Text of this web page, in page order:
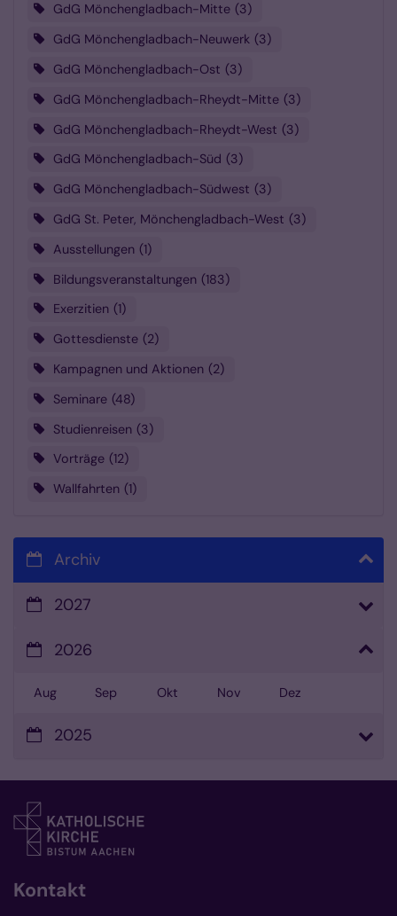
GdG Mönchengladbach-Mitte
3
GdG Mönchengladbach-Neuwerk 3
GdG Mönchengladbach-Ost 3
GdG Mönchengladbach-Rheydt-Mitte 3
GdG Mönchengladbach-Rheydt-West 3
GdG Mönchengladbach-Süd
3
GdG Mönchengladbach-Südwest 3
GdG St. Peter, Mönchengladbach-West 3
Ausstellungen 1
Bildungsveranstaltungen 183
Exerzitien 1
Gottesdienste 2
Kampagnen und Aktionen 2
Seminare 48
Studienreisen 3
Vorträge 12
Wallfahrten 1
Archiv
2027
2026
Aug Sep Okt Nov Dez
2025
Kontakt